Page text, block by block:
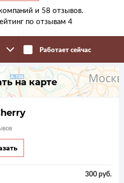
и 58 отзывов.
по отзывам 4
Работает сейчас
на карте
300 руб.